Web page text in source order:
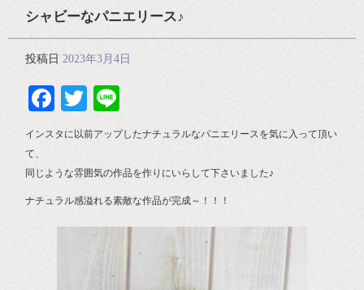
シャビーなパニエリース♪
投稿日 2023年3月4日
Facebook
Twitter
インスタに以前アップしたナチュラルなパニエリースを気に入って頂い
て、
同じような雰囲気の作品を作りにいらして下さいました♪
ナチュラル感溢れる素敵な作品が完成～！！！